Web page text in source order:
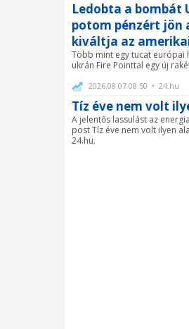
Ledobta a bombát
potom pénzért jön
kiváltja az
Több mint egy tucat
ukrán Fire Pointtal egy új
2026.08.07 08:50 • 24.hu
Tíz éve nem volt
A jelentős lassulást az
post Tíz éve nem volt ilyen
24.hu.